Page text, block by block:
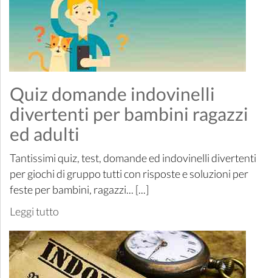
Quiz domande indovinelli
divertenti per bambini ragazzi
ed adulti
Tantissimi quiz, test, domande ed indovinelli divertenti
per giochi di gruppo tutti con risposte e soluzioni per
feste per bambini, ragazzi... [...]
Leggi tutto